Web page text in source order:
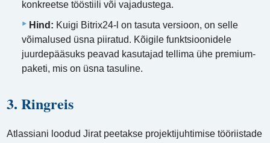
konkreetse tööstiili või vajadustega.
Hind: Kuigi Bitrix24-l on tasuta versioon, on selle
võimalused üsna piiratud. Kõigile funktsioonidele
juurdepääsuks peavad kasutajad tellima ühe premium-
paketi, mis on üsna tasuline.
3. Ringreis
Atlassiani loodud Jirat peetakse projektijuhtimise tööriistade